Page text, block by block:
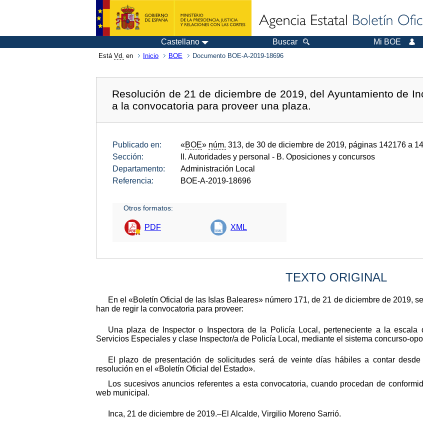
Castellano Buscar Mi BOE
Está Vd. en Inicio BOE Documento BOE-A-2019-18696
Resolución de 21 de diciembre de 2019, del Ayuntamiento de
a la convocatoria para proveer una plaza.
Publicado en: «BOE» núm. 313, de 30 de diciembre de 2019, páginas 142176 a
Sección:
II. Autoridades y personal - B. Oposiciones y concursos
Departamento:
Administración Local
Referencia:
BOE-A-2019-18696
Otros formatos:
PDF XML
TEXTO ORIGINAL
En el «Boletín Oficial de las Islas Baleares» número 171, de 21 de diciembre de 2019,
han de regir la convocatoria para proveer:
Una plaza de Inspector o Inspectora de la Policía Local, perteneciente a la escala
Servicios Especiales y clase Inspector/a de Policía Local, mediante el sistema concurso-
El plazo de presentación de solicitudes será de veinte días hábiles a contar
resolución en el «Boletín Oficial del Estado».
Los sucesivos anuncios referentes a esta convocatoria, cuando procedan de
web municipal.
Inca, 21 de diciembre de 2019.–El Alcalde, Virgilio Moreno Sarrió.